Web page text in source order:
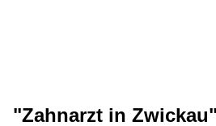
"Zahnarzt in